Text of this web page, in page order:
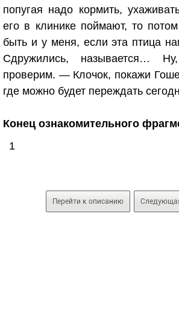
попугая надо кормить,
его в клинике поймают, то
быть и у меня, если эта птица
Сдружились, называется…
проверим. — Клочок, покажи
где можно будет переждать
Конец ознакомительного
1
Перейти к описанию